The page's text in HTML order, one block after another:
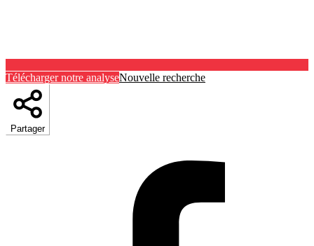
Télécharger notre analyseNouvelle recherche
Partager